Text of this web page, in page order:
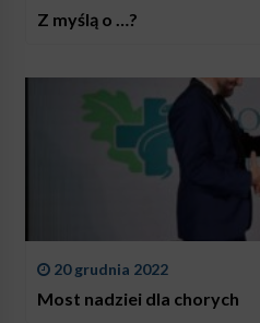
Z myślą o …?
20 grudnia 2022
Most nadziei dla chorych